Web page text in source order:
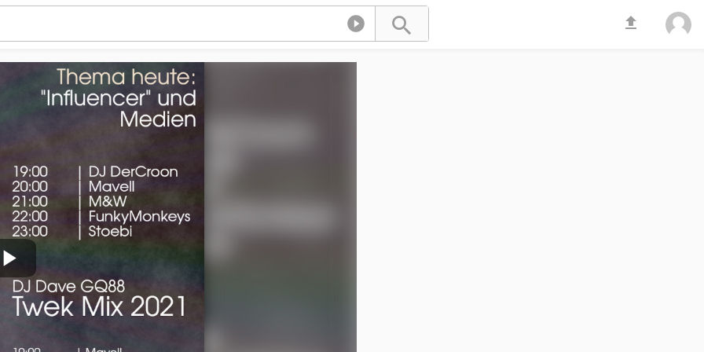

 
Play
Video